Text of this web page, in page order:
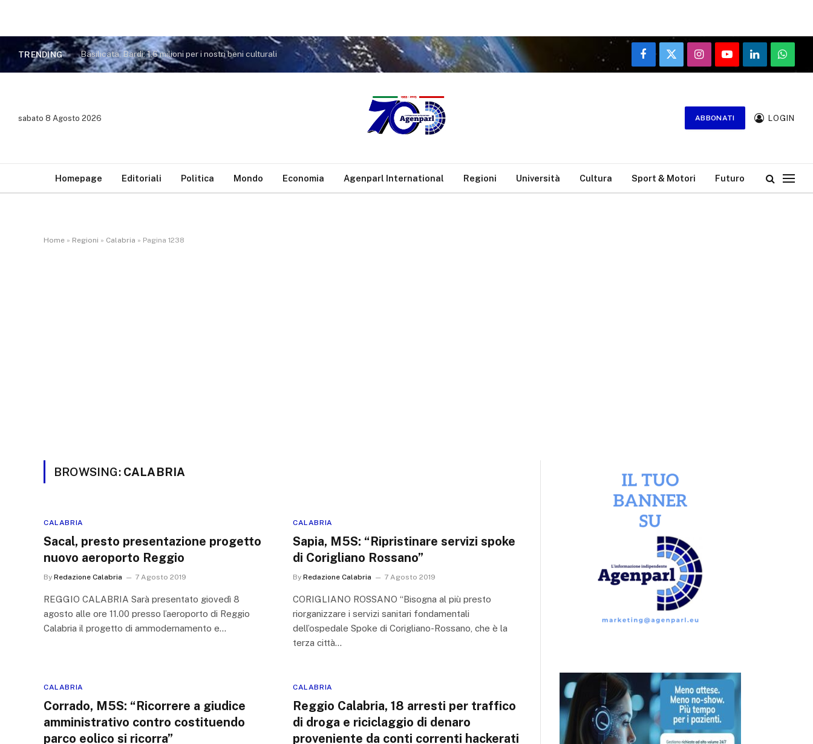
TRENDING Basilicata, Bardi: 1,6 milioni per i nostri beni culturali
Facebook
X
(Twitter)
InstagramYouTubeLinkedIn
sabato 8 Agosto 2026 ABBONATI LOGIN
Homepage Editoriali Politica Mondo Economia Agenparl International Regioni Università Cultura Sport & Motori Futuro
Home » Regioni » Calabria » Pagina 1238
BROWSING: CALABRIA
CALABRIA
Sacal, presto presentazione progetto
nuovo aeroporto Reggio
By Redazione Calabria 7 Agosto 2019
REGGIO CALABRIA Sarà presentato giovedì 8
agosto alle ore 11.00 presso l’aeroporto di Reggio
Calabria il progetto di ammodernamento e…
CALABRIA
Sapia, M5S: “Ripristinare servizi spoke
di Corigliano Rossano”
By Redazione Calabria 7 Agosto 2019
CORIGLIANO ROSSANO “Bisogna al più presto
riorganizzare i servizi sanitari fondamentali
dell’ospedale Spoke di Corigliano-Rossano, che è la
terza città…
CALABRIA
Corrado, M5S: “Ricorrere a giudice
amministrativo contro costituendo
parco eolico si ricorra”
CALABRIA
Reggio Calabria, 18 arresti per traffico
di droga e riciclaggio di denaro
proveniente da conti correnti hackerati